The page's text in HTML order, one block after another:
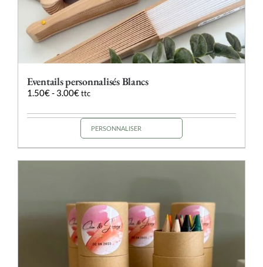
Eventails personnalisés Blancs
1.50€- 3.00€ ttc
PERSONNALISER